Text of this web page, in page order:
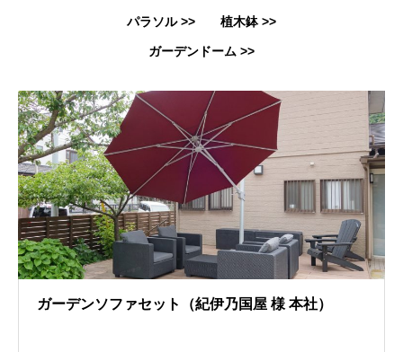
パラソル >> 植木鉢 >>
ガーデンドーム >>
ガーデンソファセット（紀伊乃国屋 様 本社）